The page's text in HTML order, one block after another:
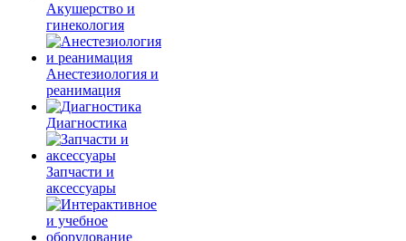
Акушерство и
гинекология
Анестезиология и
реанимация
Диагностика
Запчасти и
аксессуары